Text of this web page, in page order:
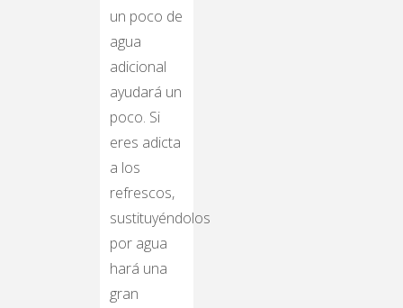
un poco de
agua
adicional
ayudará un
poco. Si
eres adicta
a los
refrescos,
sustituyéndolos
por agua
hará una
gran